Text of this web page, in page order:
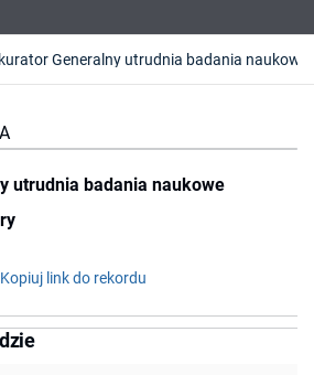
utrudnia badania naukowe
Kopiuj link do rekordu